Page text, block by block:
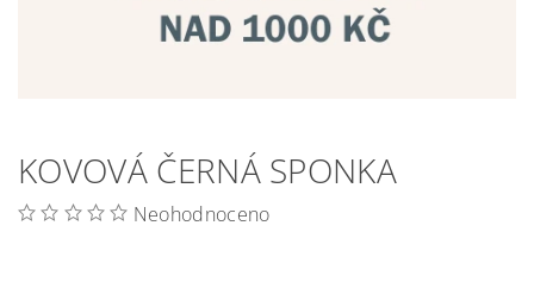
KOVOVÁ ČERNÁ SPONKA
Neohodnoceno